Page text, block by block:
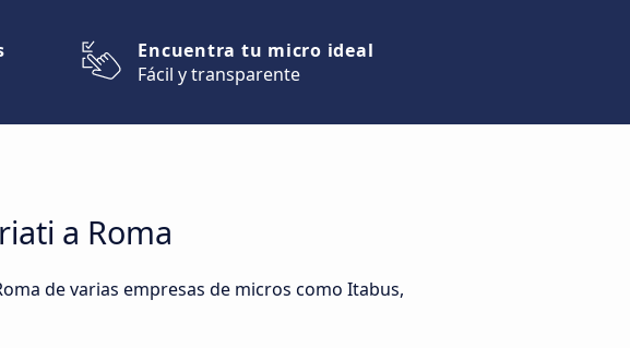
Encuentra tu micro ideal
Fácil y transparente
a Roma
de varias empresas de micros como Itabus,